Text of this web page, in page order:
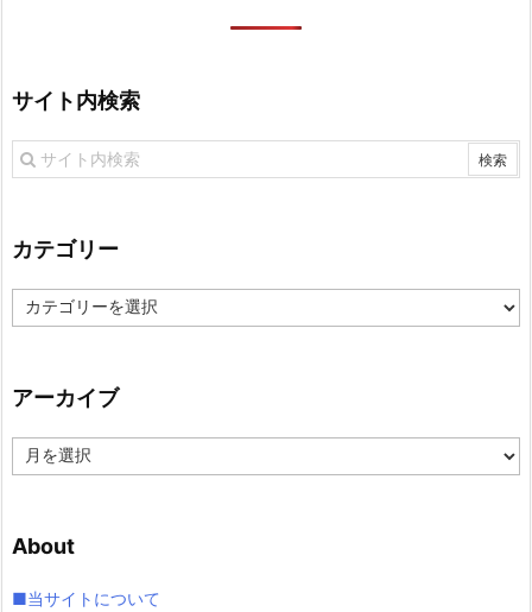
サイト内検索
カテゴリー
カ
テ
ー
アーカイブ
ー
ブ
About
■当サイトについて